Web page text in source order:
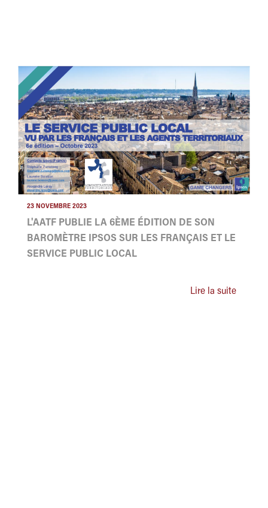
23 NOVEMBRE 2023
L'AATF PUBLIE LA 6ÈME ÉDITION DE SON
BAROMÈTRE IPSOS SUR LES FRANÇAIS ET LE
SERVICE PUBLIC LOCAL
Lire la suite